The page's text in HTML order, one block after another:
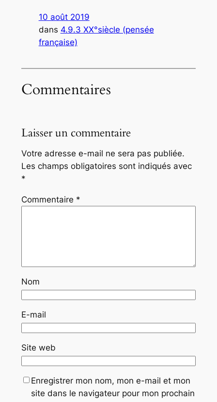
10 août 2019
dans 4.9.3 XX°siècle (pensée
française)
Commentaires
Laisser un commentaire
Votre adresse e-mail ne sera pas publiée.
Les champs obligatoires sont indiqués avec
*
Commentaire *
Nom
E-mail
Site web
Enregistrer mon nom, mon e-mail et mon
site dans le navigateur pour mon prochain